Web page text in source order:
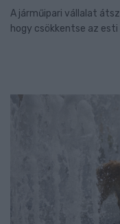
A járműipari vállalat
hogy csökkentse az